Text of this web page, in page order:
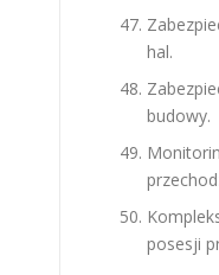
hal.
budowy.
posesji